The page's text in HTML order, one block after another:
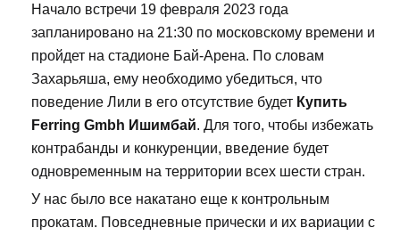
Начало встречи 19 февраля 2023 года
запланировано на 21:30 по московскому времени и
пройдет на стадионе Бай-Арена. По словам
Захарьяша, ему необходимо убедиться, что
поведение Лили в его отсутствие будет Купить
Ferring Gmbh Ишимбай. Для того, чтобы избежать
контрабанды и конкуренции, введение будет
одновременным на территории всех шести стран.
У нас было все накатано еще к контрольным
прокатам. Повседневные прически и их вариации с